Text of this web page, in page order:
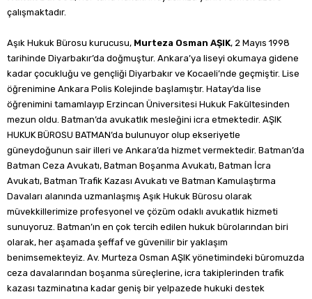
çalışmaktadır.
Aşık Hukuk Bürosu kurucusu, Murteza Osman AŞIK, 2 Mayıs 1998
tarihinde Diyarbakır’da doğmuştur. Ankara’ya liseyi okumaya gidene
kadar çocukluğu ve gençliği Diyarbakır ve Kocaeli’nde geçmiştir. Lise
öğrenimine Ankara Polis Kolejinde başlamıştır. Hatay’da lise
öğrenimini tamamlayıp Erzincan Üniversitesi Hukuk Fakültesinden
mezun oldu. Batman’da avukatlık mesleğini icra etmektedir. AŞIK
HUKUK BÜROSU BATMAN’da bulunuyor olup ekseriyetle
güneydoğunun sair illeri ve Ankara’da hizmet vermektedir. Batman’da
Batman Ceza Avukatı, Batman Boşanma Avukatı, Batman İcra
Avukatı, Batman Trafik Kazası Avukatı ve Batman Kamulaştırma
Davaları alanında uzmanlaşmış Aşık Hukuk Bürosu olarak
müvekkillerimize profesyonel ve çözüm odaklı avukatlık hizmeti
sunuyoruz. Batman’ın en çok tercih edilen hukuk bürolarından biri
olarak, her aşamada şeffaf ve güvenilir bir yaklaşım
benimsemekteyiz. Av. Murteza Osman AŞIK yönetimindeki büromuzda
ceza davalarından boşanma süreçlerine, icra takiplerinden trafik
kazası tazminatına kadar geniş bir yelpazede hukuki destek